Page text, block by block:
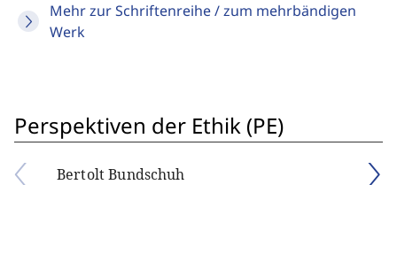
Mehr zur Schriftenreihe / zum mehrbändigen
Werk
Perspektiven der Ethik (PE)
Bertolt Bundschuh